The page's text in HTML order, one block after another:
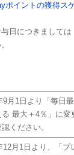
ポイントの獲得ス
日につきましては
9月1日より「毎日
る 最大＋4％」に
ください。
12月1日より、「